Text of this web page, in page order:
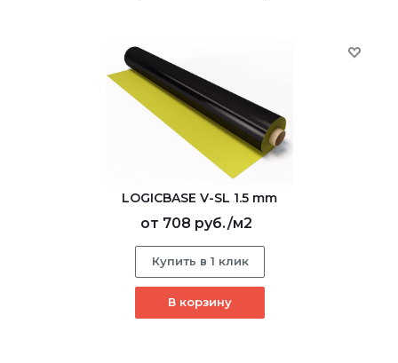
LOGICBASE V-SL 1.5 mm
от 708 руб./м2
Купить в 1 клик
В корзину